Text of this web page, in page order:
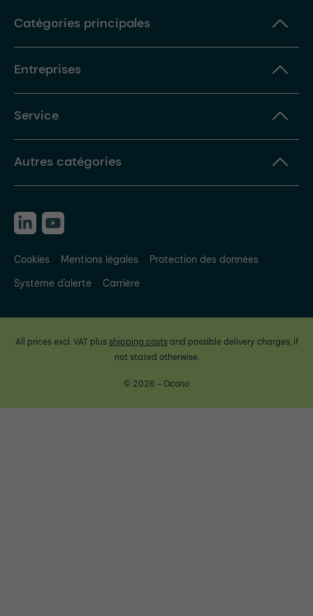
Catégories principales
Entreprises
Service
Autres catégories
Cookies Mentions légales
Protection des données
Système d'alerte
Carrière
All prices excl. VAT plus shipping costsand possible delivery charges, if
not stated otherwise.
© 2026 - Ocono